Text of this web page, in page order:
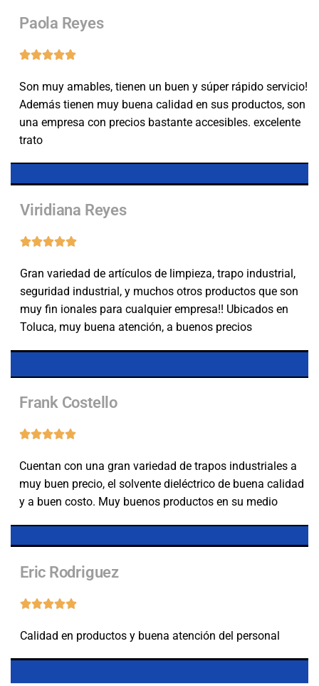
Paola Reyes
Son muy amables, tienen un buen y súper rápido servicio!!
Además tienen muy buena calidad en sus productos, son
una empresa con precios bastante accesibles. excelente
trato
Viridiana Reyes
Gran variedad de artículos de limpieza, trapo industrial,
seguridad industrial, y muchos otros productos que son
muy fin ionales para cualquier empresa!! Ubicados en
Toluca, muy buena atención, a buenos precios
Frank Costello
Cuentan con una gran variedad de trapos industriales a
muy buen precio, el solvente dieléctrico de buena calidad
y a buen costo. Muy buenos productos en su medio
Eric Rodriguez
Calidad en productos y buena atención del personal